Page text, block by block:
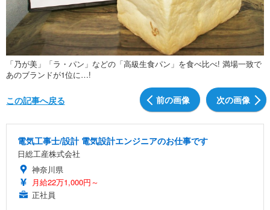
「乃が美」「ラ・パン」などの「高級生食パン」を食べ比べ! 満場一致で
あのブランドが1位に…!
前の画像 次の画像
この記事へ戻る
電気工事士/設計 電気設計エンジニアのお仕事です
日総工産株式会社
神奈川県
月給22万1,000円～
正社員